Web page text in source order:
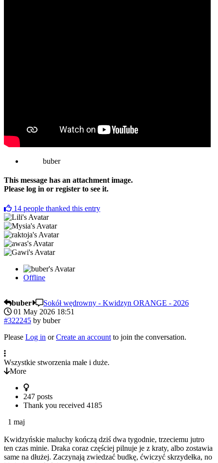
buber
This message has an attachment image.
Please log in or register to see it.
14 people thanked this entry
Offline
buber
Sokół wędrowny - Kwidzyn ORANGE - 2026
01 May 2026 18:51
#322245 by buber
Please Log in orCreate an account to join the conversation.
Wszystkie stworzenia małe i duże.
More
247 posts
Thank you received 4185
1 maj
Kwidzyńskie maluchy kończą dziś dwa tygodnie, trzeciemu jutro
ten czas minie. Draka coraz częściej pilnuje je z kraty, albo zostawia
same na dłużej. Zaczynają zwiedzać budkę, ćwiczyć skrzydełka, no